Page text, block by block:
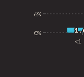
<1
0%
6%